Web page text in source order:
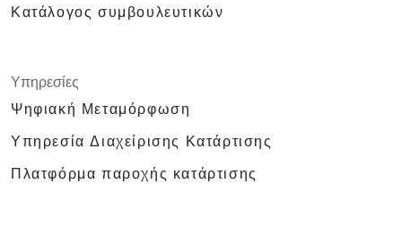
Κατάλογος συμβουλευτικών
Υπηρεσίες
Ψηφιακή Μεταμόρφωση
Υπηρεσία Διαχείρισης Κατάρτισης
Πλατφόρμα παροχής κατάρτισης